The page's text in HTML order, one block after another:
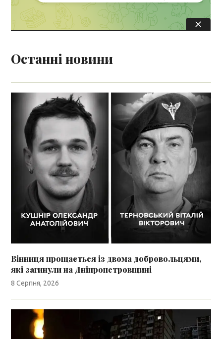
Останні новини
Вінниця прощається із двома добровольцями,
які загинули на Дніпропетровщині
8 Серпня, 2026